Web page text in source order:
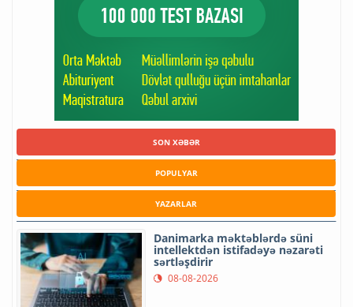
SON XƏBƏR
POPULYAR
YAZARLAR
Danimarka məktəblərdə süni
intellektdən istifadəyə nəzarəti
sərtləşdirir
08-08-2026